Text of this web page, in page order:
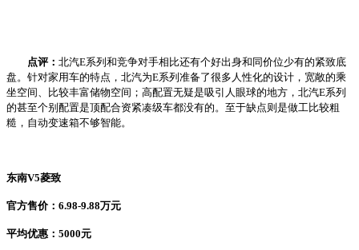
点评： 北汽E系列和竞争对手相比还有个好出身和同价位少有的紧致底
盘。针对家用车的特点，北汽为E系列准备了很多人性化的设计，宽敞的乘
坐空间、比较丰富储物空间；高配置无疑是吸引人眼球的地方，北汽E系列
的甚至个别配置是顶配合资紧凑级车都没有的。至于缺点则是做工比较粗
糙，自动变速箱不够智能。
东南V5菱致
官方售价：6.98-9.88万元
平均优惠：5000元